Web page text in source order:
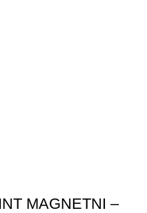
MAGNETNI –